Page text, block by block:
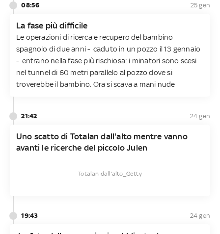
08:56 25 gen
La fase più difficile
Le operazioni di ricerca e recupero del bambino
spagnolo di due anni - caduto in un pozzo il 13 gennaio
- entrano nella fase più rischiosa: i minatori sono scesi
nel tunnel di 60 metri parallelo al pozzo dove si
troverebbe il bambino. Ora si scava a mani nude
21:42 24 gen
Uno scatto di Totalan dall'alto mentre vanno
avanti le ricerche del piccolo Julen
Totalan dall'alto_Getty
19:43 24 gen